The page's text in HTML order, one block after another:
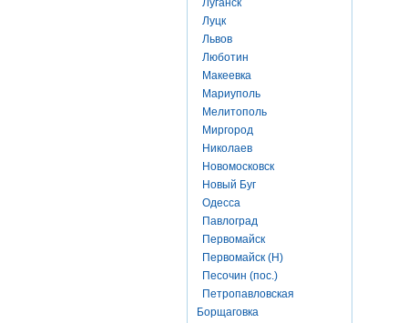
Луганск
Луцк
Львов
Люботин
Макеевка
Мариуполь
Мелитополь
Миргород
Николаев
Новомосковск
Новый Буг
Одесса
Павлоград
Первомайск
Первомайск (Н)
Песочин (пос.)
Петропавловская
Борщаговка